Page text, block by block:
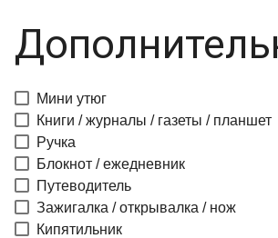
Мини утюг
Книги / журналы / газеты / планшет
Ручка
Блокнот / ежедневник
Путеводитель
Зажигалка / открывалка / нож
Кипятильник